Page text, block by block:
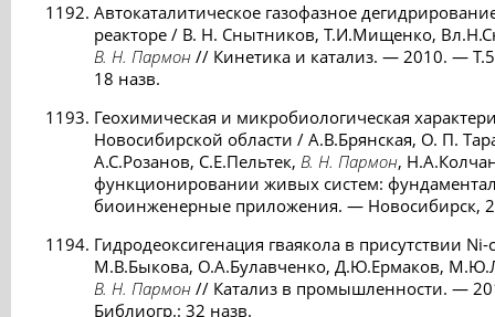
Автокаталитическое газофазное
реакторе / В. Н. Снытников, Т.И.Мищенко,
В. Н. Пармон // Кинетика и катализ. — 2010. —
18 назв.
Геохимическая и микробиологическая
Новосибирской области / А.В.Брянская, О. П.
А.С.Розанов, C.Е.Пельтек, В. Н. Пармон,
функционировании живых систем:
биоинженерные приложения. — Новосибирск,
Гидродеоксигенация гваякола в присутствии
М.В.Быкова, О.А.Булавченко, Д.Ю.Ермаков,
В. Н. Пармон // Катализ в промышленности. —
Библиогр.: 32 назв.